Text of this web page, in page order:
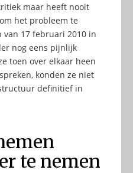
maar heeft nooit
het probleem te
17 februari 2010 in
nog eens pijnlijk
toen over elkaar heen
konden ze niet
definitief in
te nemen